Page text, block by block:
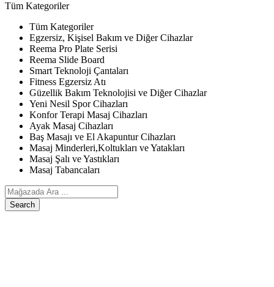
Tüm Kategoriler
Tüm Kategoriler
Egzersiz, Kişisel Bakım ve Diğer Cihazlar
Reema Pro Plate Serisi
Reema Slide Board
Smart Teknoloji Çantaları
Fitness Egzersiz Atı
Güzellik Bakım Teknolojisi ve Diğer Cihazlar
Yeni Nesil Spor Cihazları
Konfor Terapi Masaj Cihazları
Ayak Masaj Cihazları
Baş Masajı ve El Akapuntur Cihazları
Masaj Minderleri,Koltukları ve Yatakları
Masaj Şalı ve Yastıkları
Masaj Tabancaları
Search